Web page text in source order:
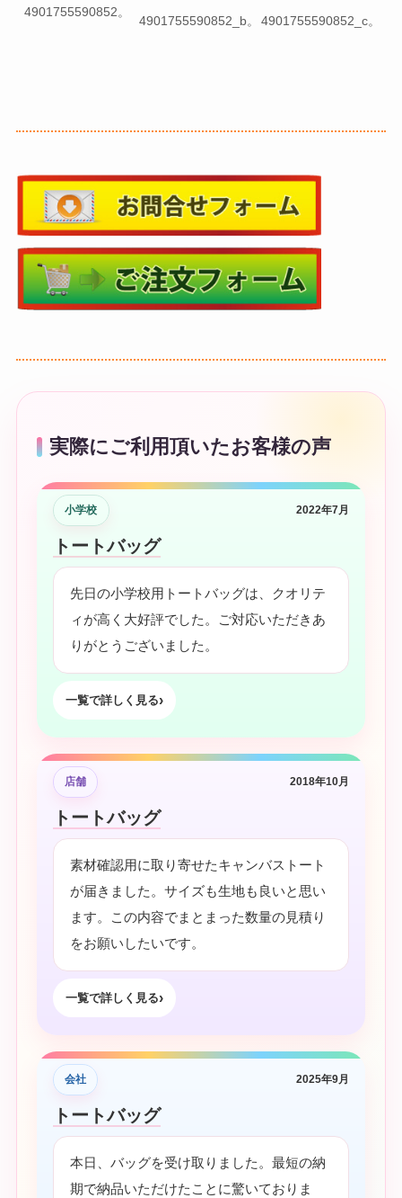
4901755590852。
4901755590852_b。 4901755590852_c。
実際にご利用頂いたお客様の声
小学校 2022年7月
トートバッグ
先日の小学校用トートバッグは、クオリテ
ィが高く大好評でした。ご対応いただきあ
りがとうございました。
一覧で詳しく見る
店舗 2018年10月
トートバッグ
素材確認用に取り寄せたキャンバストート
が届きました。サイズも生地も良いと思い
ます。この内容でまとまった数量の見積り
をお願いしたいです。
一覧で詳しく見る
会社 2025年9月
トートバッグ
本日、バッグを受け取りました。最短の納
期で納品いただけたことに驚いておりま